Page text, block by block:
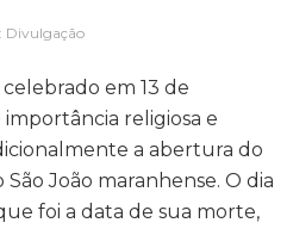
Divulgação
em 13 de
religiosa e
a abertura do
João maranhense. O dia
foi a data de sua morte,